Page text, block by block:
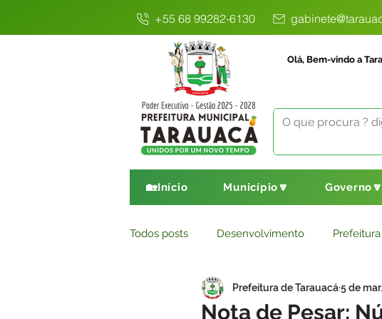
+55 68 99282-6130
Olá, Bem-vindo a
🏡Início Município🔽 Governo🔽
Todos posts Desenvolvimento Prefeitura
Comunicado Educação
Nota de Pesar:
Prefeitura de Tarauacá5 de